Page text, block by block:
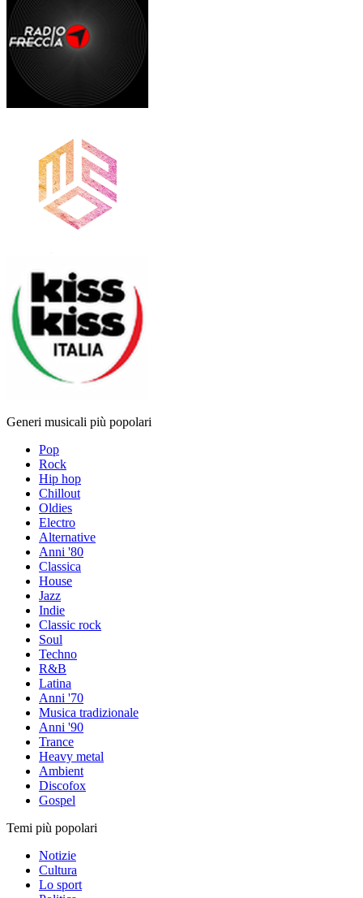
Generi musicali più popolari
Pop
Rock
Hip hop
Chillout
Oldies
Electro
Alternative
Anni '80
Classica
House
Jazz
Indie
Classic rock
Soul
Techno
R&B
Latina
Anni '70
Musica tradizionale
Anni '90
Trance
Heavy metal
Ambient
Discofox
Gospel
Temi più popolari
Notizie
Cultura
Lo sport